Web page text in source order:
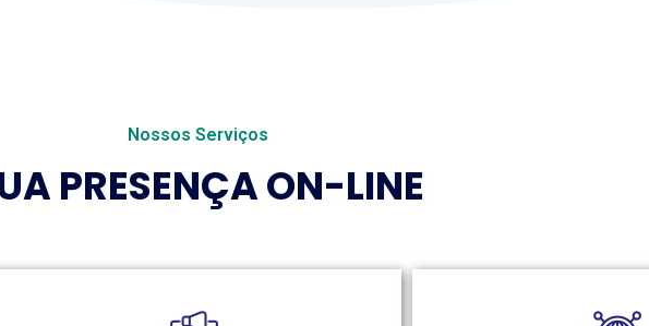
Nossos Serviços
PRESENÇA ON-LINE